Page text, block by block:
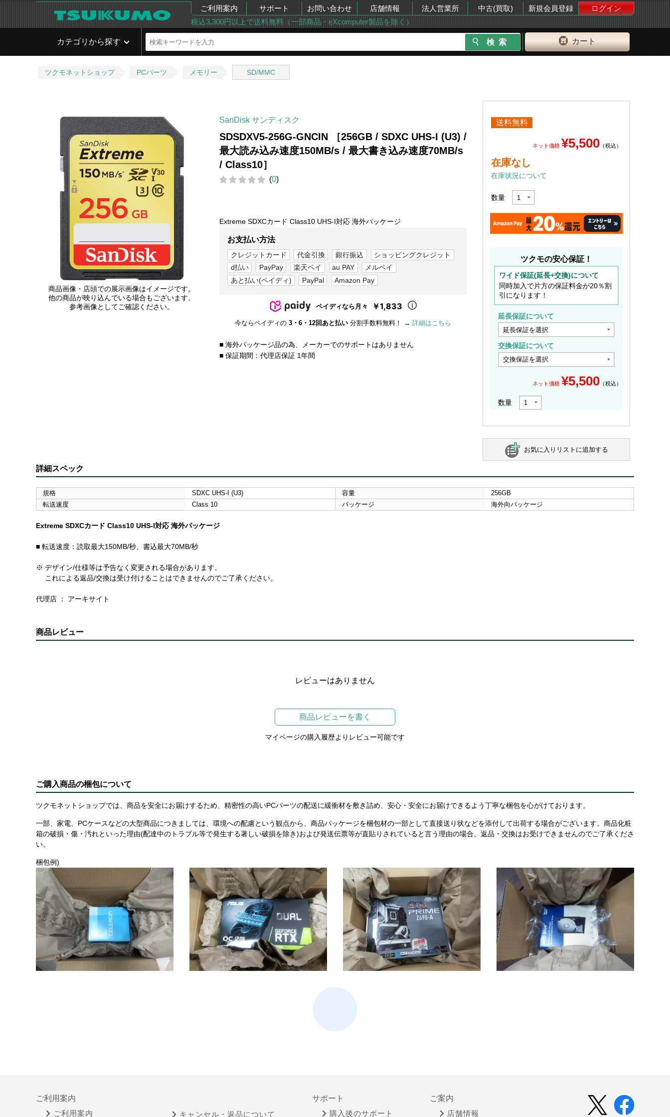
ご利用案内 サポート お問い合わせ 店舗情報 法人営業所 中古(買取) 新規会員登録
ログイン
税込3,300円以上で送料無料（一部商品・eXcomputer製品を除く）
カート
カテゴリから探す
ツクモネットショップ PCパーツ メモリー SD/MMC
商品画像・店頭での展示画像はイメージです。
他の商品が映り込んでいる場合もございます。
参考画像としてご確認ください。
SanDisk サンディスク
SDSDXV5-256G-GNCIN ［256GB / SDXC UHS-I (U3) /
最大読み込み速度150MB/s / 最大書き込み速度70MB/s
/ Class10］
(0)
Extreme SDXCカード Class10 UHS-I対応 海外パッケージ
お支払い方法
クレジットカード 代金引換 銀行振込
ショッピングクレジット
d払い
PayPay 楽天ペイ au PAY
メルペイ
あと払い(ペイディ)
PayPal Amazon Pay
ペイディなら月々 ￥1,833
今ならペイディの 3・6・12回あと払い 分割手数料無料！ → 詳細はこちら
■ 海外パッケージ品の為、メーカーでのサポートはありません
■ 保証期間：代理店保証 1年間
送料無料
ネット価格 ¥5,500 （税込）
在庫なし
在庫状況について
数量
ツクモの安心保証！
ワイド保証(延長+交換)について
同時加入で片方の保証料金が20％割
引になります！
延長保証について
交換保証について
ネット価格 ¥5,500 （税込）
数量
お気に入りリストに追加する
詳細スペック
規格 SDXC UHS-I (U3) 容量
256GB
転送速度
Class 10 パッケージ 海外向パッケージ
Extreme SDXCカード Class10 UHS-I対応 海外パッケージ
■ 転送速度：読取最大150MB/秒、書込最大70MB/秒
※ デザイン/仕様等は予告なく変更される場合があります。
これによる返品/交換は受け付けることはできませんのでご了承ください。
代理店 ： アーキサイト
商品レビュー
レビューはありません
商品レビューを書く
マイページの購入履歴よりレビュー可能です
ご購入商品の梱包について
ツクモネットショップでは、商品を安全にお届けするため、精密性の高いPCパーツの配送に緩衝材を敷き詰め、安心・安全にお届けできるよう丁寧な梱包を心がけております。
一部、家電、PCケースなどの大型商品につきましては、環境への配慮という観点から、商品パッケージを梱包材の一部として直接送り状などを添付して出荷する場合がございます。商品化粧
箱の破損・傷・汚れといった理由(配達中のトラブル等で発生する著しい破損を除き)および発送伝票等が直貼りされていると言う理由の場合、返品・交換はお受けできませんのでご了承くださ
い。
梱包例)
ご利用案内
ご利用案内 キャンセル・返品について
サポート
購入後のサポート
ご案内
店舗情報